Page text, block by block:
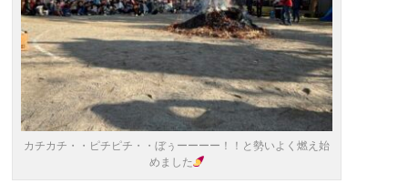
カチカチ・・ピチピチ・・ぼぅーーーー！！と勢いよく燃え始
めました